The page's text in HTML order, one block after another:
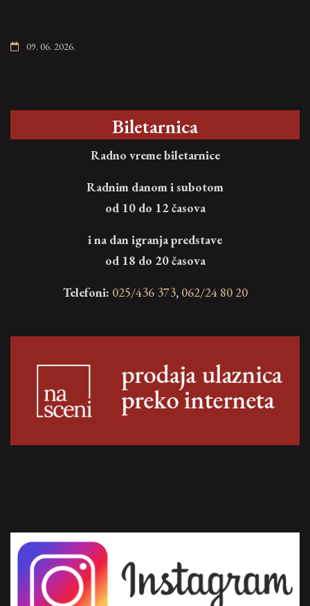
09. 06. 2026.
Biletarnica
Radno vreme biletarnice
Radnim danom i subotom
od 10 do 12 časova
i na dan igranja predstave
od 18 do 20 časova
Telefoni: 025/436 373, 062/24 80 20